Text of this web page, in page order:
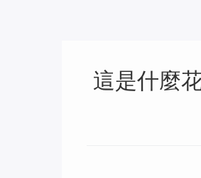
這是什麼